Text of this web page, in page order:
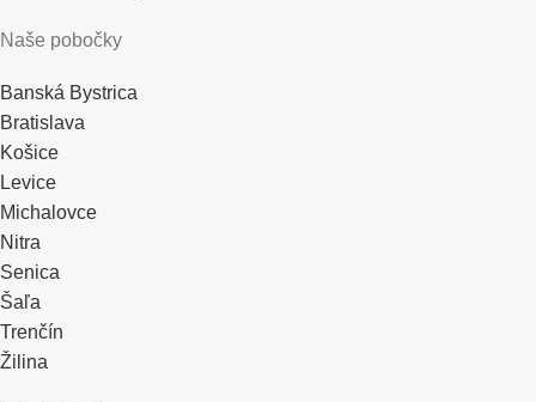
Naše pobočky
Banská Bystrica
Bratislava
Košice
Levice
Michalovce
Nitra
Senica
Šaľa
Trenčín
Žilina